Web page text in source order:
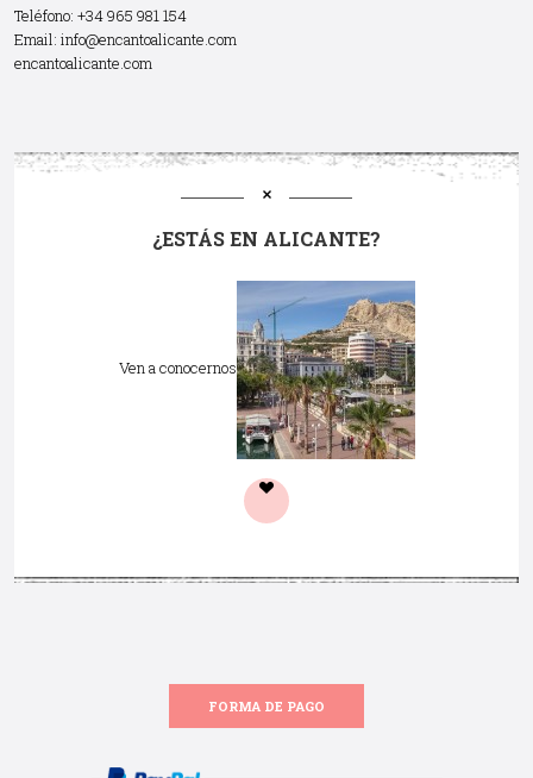
Teléfono: +34 965 981 154
Email: info@encantoalicante.com
encantoalicante.com
¿ESTÁS EN ALICANTE?
Ven a conocernos
FORMA DE PAGO